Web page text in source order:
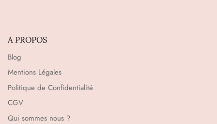
A PROPOS
Blog
Mentions Légales
Politique de Confidentialité
CGV
Qui sommes nous ?